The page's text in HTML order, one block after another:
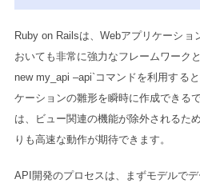
Ruby on Railsは、Webアプリケーショ
おいても非常に強力なフレームワーク
new my_api –api`コマンドを利用する
ケーションの雛形を瞬時に作成できる
は、ビュー関連の機能が除外されるた
りも高速な動作が期待できます。
API開発のプロセスは、まずモデルで